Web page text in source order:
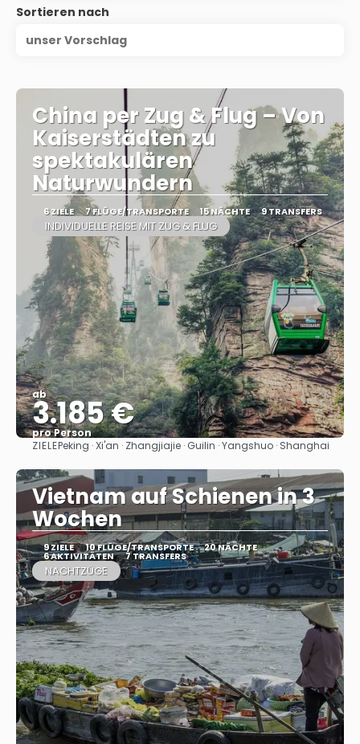
Sortieren nach
unser Vorschlag
China per Zug & Flug – Von
Kaiserstädten zu
spektakulären
Naturwundern
6 ZIELE 7 FLÜGE/TRANSPORTE 15 NÄCHTE 9 TRANSFERS
INDIVIDUELLE REISE MIT ZUG & FLUG
ab
3.185 €
pro Person
Sehen
ZIELEPeking · Xi'an · Zhangjiajie · Guilin · Yangshuo · Shanghai
Vietnam auf Schienen in 3
Wochen
9 ZIELE 10 FLÜGE/TRANSPORTE 20 NÄCHTE
6 AKTIVITÄTEN 7 TRANSFERS
NACHTZÜGE